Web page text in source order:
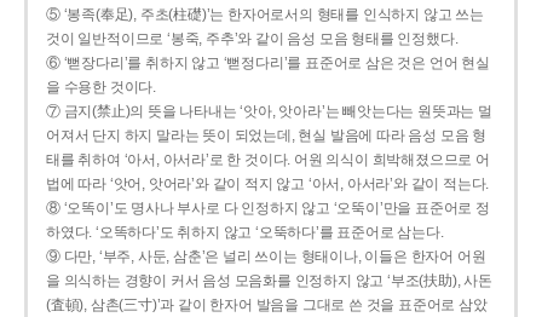
⑤ ‘봉족(奉足), 주초(柱礎)’는 한자어로서의 형태를 인식하지 않고 쓰는
것이 일반적이므로 ‘봉죽, 주추’와 같이 음성 모음 형태를 인정했다.
⑥ ‘뻗장다리’를 취하지 않고 ‘뻗정다리’를 표준어로 삼은 것은 언어 현실
을 수용한 것이다.
⑦ 금지(禁止)의 뜻을 나타내는 ‘앗아, 앗아라’는 빼앗는다는 원뜻과는 멀
어져서 단지 하지 말라는 뜻이 되었는데, 현실 발음에 따라 음성 모음 형
태를 취하여 ‘아서, 아서라’로 한 것이다. 어원 의식이 희박해졌으므로 어
법에 따라 ‘앗어, 앗어라’와 같이 적지 않고 ‘아서, 아서라’와 같이 적는다.
⑧ ‘오똑이’도 명사나 부사로 다 인정하지 않고 ‘오뚝이’만을 표준어로 정
하였다. ‘오똑하다’도 취하지 않고 ‘오뚝하다’를 표준어로 삼는다.
⑨ 다만, ‘부주, 사둔, 삼춘’은 널리 쓰이는 형태이나, 이들은 한자어 어원
을 의식하는 경향이 커서 음성 모음화를 인정하지 않고 ‘부조(扶助), 사돈
(査頓), 삼촌(三寸)’과 같이 한자어 발음을 그대로 쓴 것을 표준어로 삼았